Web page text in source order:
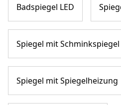
Badspiegel LED
Spiegel mit Schminkspiegel
Spiegel mit Spiegelheizung